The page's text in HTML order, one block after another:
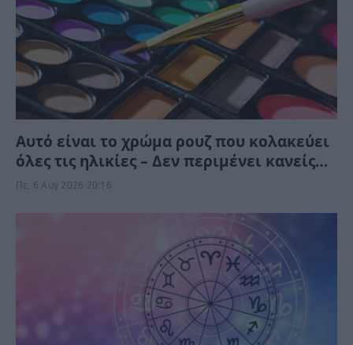
Αυτό είναι το χρώμα ρουζ που κολακεύει
όλες τις ηλικίες – Δεν περιμένει κανείς
ότι “χαρίζει” τέτοια φρεσκάδα και
Πε, 6 Αυγ 2026 20:16